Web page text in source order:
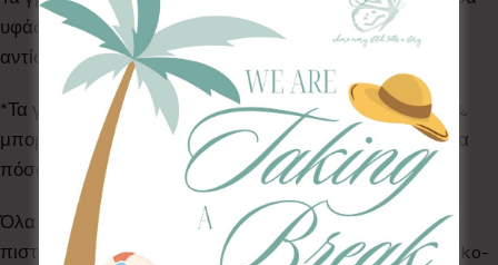
υφάσματα και έχουν ύψος 18εκ. Δώρο η κορδέλα σε
αντίστοιχο χρώμα, για να το κρεμάσετε.
*Τα γράμματα δεν είναι ραμμένα πάνω στην κορδέλα &
μπορούν να μετακινηθούν ελέυθερα πάνω της, ανάλογα
πόσο αραιά ή πυκνά τα θέλετε εσείς.
Όλα τα Υφάσματα της συλλογής μας είναι ελεγμένα &
πιστοποιημένα για βλαβερές ουσίες σύμφωνα με το Oeko-